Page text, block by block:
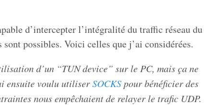
d’intercepter l’intégralité du traffic réseau du
possibles. Voici celles que j’ai considérées.
d’un “TUN device” sur le PC, mais ça ne
ensuite voulu utiliserSOCKSpour bénéficier des
nous empêchaient de relayer le trafic UDP.